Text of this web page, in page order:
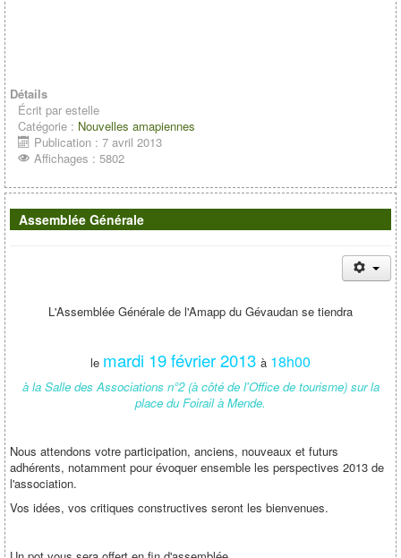
Détails
Écrit par estelle
Catégorie : Nouvelles amapiennes
Publication : 7 avril 2013
Affichages : 5802
Assemblée Générale
L'Assemblée Générale de l'Amapp du Gévaudan se tiendra
le mardi 19 février 2013 à 18h00
à la Salle des Associations n°2 (à côté de l'Office de tourisme) sur la
place du Foirail à Mende.
Nous attendons votre participation, anciens, nouveaux et futurs
adhérents, notamment pour évoquer ensemble les perspectives 2013 de
l'association.
Vos idées, vos critiques constructives seront les bienvenues.